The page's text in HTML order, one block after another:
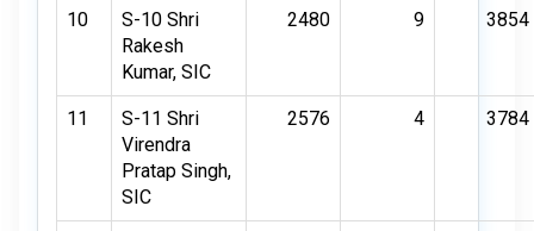
10
S-10 Shri
Rakesh
Kumar, SIC
2480 9 3854
11
S-11 Shri
Virendra
Pratap Singh,
SIC
2576 4 3784